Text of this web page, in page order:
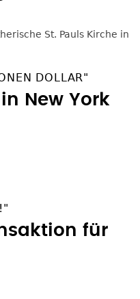
DOLLAR"
New York
für